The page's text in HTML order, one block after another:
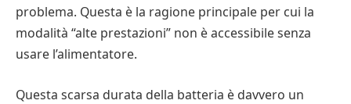
problema. Questa è la ragione principale per cui la
modalità “alte prestazioni” non è accessibile senza
usare l’alimentatore.
Questa scarsa durata della batteria è davvero un